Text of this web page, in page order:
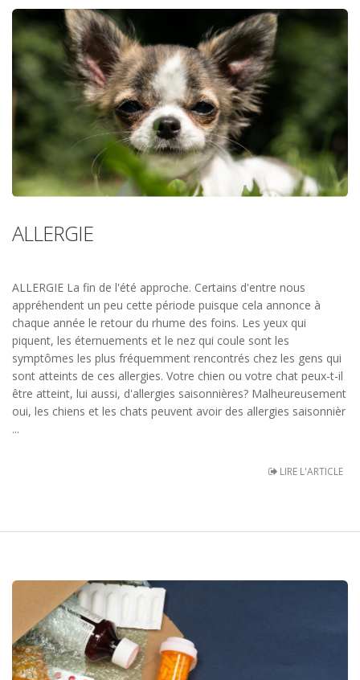
ALLERGIE
ALLERGIE La fin de l'été approche. Certains d'entre nous
appréhendent un peu cette période puisque cela annonce à
chaque année le retour du rhume des foins. Les yeux qui
piquent, les éternuements et le nez qui coule sont les
symptômes les plus fréquemment rencontrés chez les gens qui
sont atteints de ces allergies. Votre chien ou votre chat peux-t-il
être atteint, lui aussi, d'allergies saisonnières? Malheureusement
oui, les chiens et les chats peuvent avoir des allergies saisonnièr
...
LIRE L'ARTICLE